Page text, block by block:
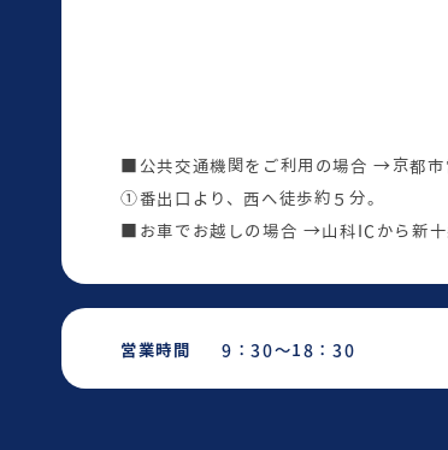
■公共交通機関をご利用の場合 →京都市
①番出口より、西へ徒歩約５分。
■お車でお越しの場合 →山科ICから新
営業時間 9：30～18：30